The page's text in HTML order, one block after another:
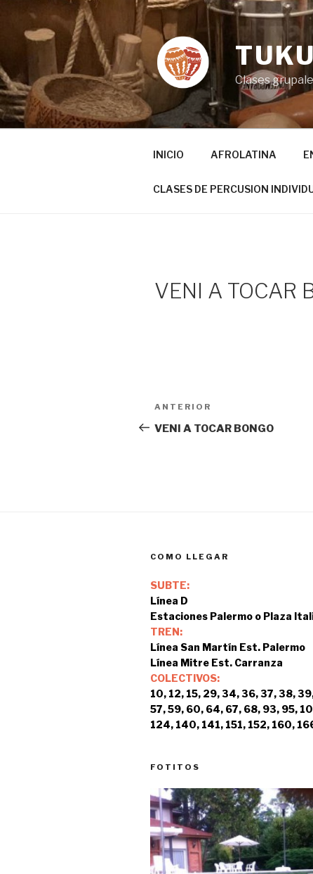
contenido
Clases
INICIO AFROLATINA
CLASES DE PERCUSION
VENI A TOCAR
Navegación
de
Entrada
anterior:
ANTERIOR
VENI A TOCAR BONGO
COMO LLEGAR
SUBTE:
Línea D
Estaciones Palermo o Plaza
TREN:
Línea San Martín Est. Palermo
Línea Mitre Est. Carranza
COLECTIVOS:
10, 12, 15, 29, 34, 36, 37, 38,
57, 59, 60, 64, 67, 68, 93, 95,
124, 140, 141, 151, 152, 160,
FOTITOS